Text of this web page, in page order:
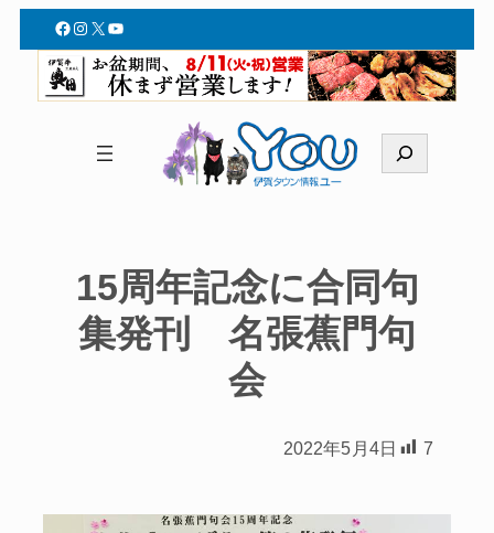
Facebook
Instagram
X YouTube
索
15周年記念に合同句
集発刊 名張蕉門句
会
2022年5月4日 7